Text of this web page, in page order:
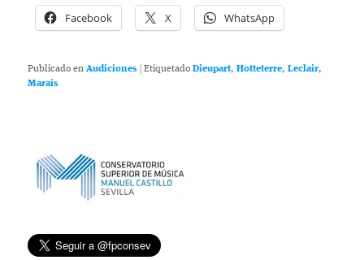
Facebook X WhatsApp
Publicado en Audiciones |Etiquetado Dieupart,Hotteterre,Leclair,
Marais